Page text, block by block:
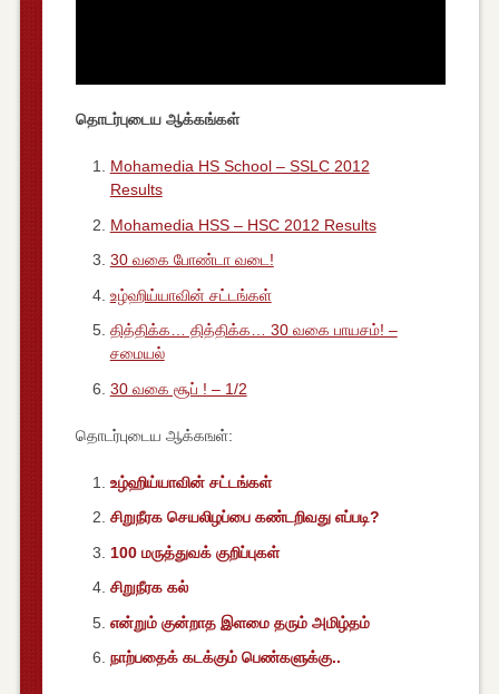
தொடர்புடைய ஆக்கங்கள்
Mohamedia HS School – SSLC 2012
Results
Mohamedia HSS – HSC 2012 Results
30 வகை போண்டா வடை!
உழ்ஹிய்யாவின் சட்டங்கள்
தித்திக்க… தித்திக்க… 30 வகை பாயசம்! –
சமையல்
30 வகை சூப் ! – 1/2
தொடர்புடைய ஆக்கஙள்:
உழ்ஹிய்யாவின் சட்டங்கள்
சிறுநீரக செயலிழப்பை கண்டறிவது எப்படி?
100 மருத்துவக் குறிப்புகள்
சிறுநீரக கல்
என்றும் குன்றாத இளமை தரும் அமிழ்தம்
நாற்பதைக் கடக்கும் பெண்களுக்கு..